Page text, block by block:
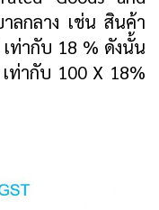
ลกลาง เช่น สินค้า
ท่ากับ 18 % ดังนั้น
ท่ากับ 100 X 18%